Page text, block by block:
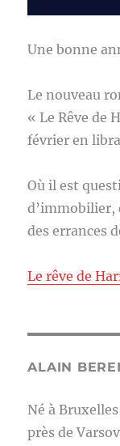
Une bonne
Le nouveau
« Le Rêve de
février en
Où il est
d’immobilier,
des errances
Le rêve de
ALAIN
Né à
près de